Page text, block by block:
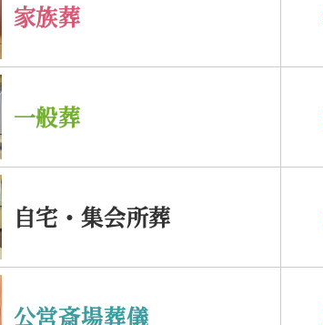
家族葬
一般葬
自宅・集会所葬
公営斎場葬儀